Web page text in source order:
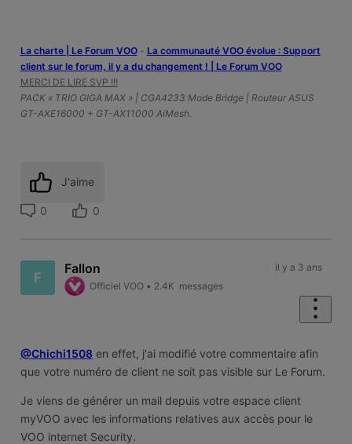
La charte | Le Forum VOO- ‎La communauté VOO évolue : Support
client sur le forum, il y a du changement ! | Le Forum VOO
MERCI DE LIRE SVP !!!
PACK « TRIO GIGA MAX » | CGA4233 Mode Bridge | Routeur ASUS
GT-AXE16000 + GT-AX11000 AiMesh.
J'aime
0 0
F
Fallon
Officiel VOO • 2.4K messages
il y a 3 ans
@Chichi1508en effet, j'ai modifié votre commentaire afin
que votre numéro de client ne soit pas visible sur Le Forum.
Je viens de générer un mail depuis votre espace client
myVOO avec les informations relatives aux accès pour le
VOO internet Security.